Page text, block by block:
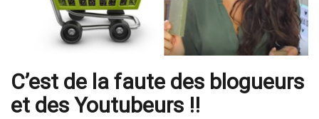
C’est de la faute des blogueurs
et des Youtubeurs !!